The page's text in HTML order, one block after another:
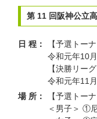
第 11 回阪神公立
日 程：
【予選トー
令和元年10
【決勝リーグ
令和元年11
場 所：
【予選トー
＜男子＞ ①